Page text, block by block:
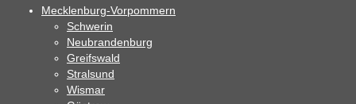
Mecklenburg-Vorpommern
Schwerin
Neubrandenburg
Greifswald
Stralsund
Wismar